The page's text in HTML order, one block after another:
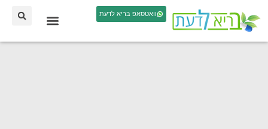
וואטסאפ בריא לדעת